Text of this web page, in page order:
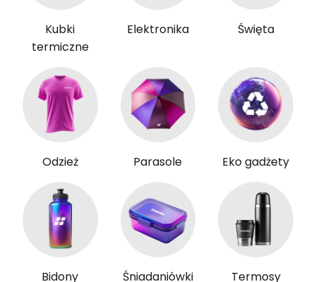
Kubki
termiczne
Elektronika Święta
Odzież Parasole Eko gadżety
Bidony Śniadaniówki Termosy